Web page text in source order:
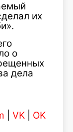
их
о
дела
VK OK